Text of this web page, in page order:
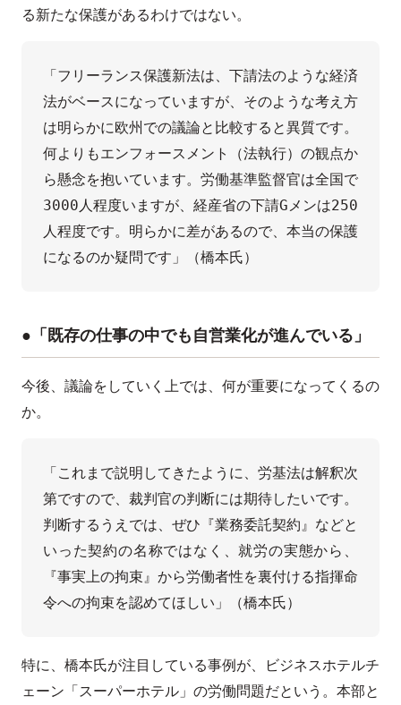
る新たな保護があるわけではない。
「フリーランス保護新法は、下請法のような経済
法がベースになっていますが、そのような考え方
は明らかに欧州での議論と比較すると異質です。
何よりもエンフォースメント（法執行）の観点か
ら懸念を抱いています。労働基準監督官は全国で
3000人程度いますが、経産省の下請Gメンは250
人程度です。明らかに差があるので、本当の保護
になるのか疑問です」（橋本氏）
●「既存の仕事の中でも自営業化が進んでいる」
今後、議論をしていく上では、何が重要になってくるの
か。
「これまで説明してきたように、労基法は解釈次
第ですので、裁判官の判断には期待したいです。
判断するうえでは、ぜひ『業務委託契約』などと
いった契約の名称ではなく、就労の実態から、
『事実上の拘束』から労働者性を裏付ける指揮命
令への拘束を認めてほしい」（橋本氏）
特に、橋本氏が注目している事例が、ビジネスホテルチ
ェーン「スーパーホテル」の労働問題だという。本部と